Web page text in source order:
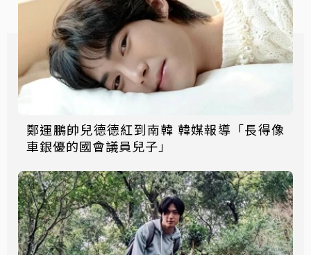
鄭運鵬帥兒德德紅到南韓 韓媒報導「長得像
車銀優的國會議員兒子」